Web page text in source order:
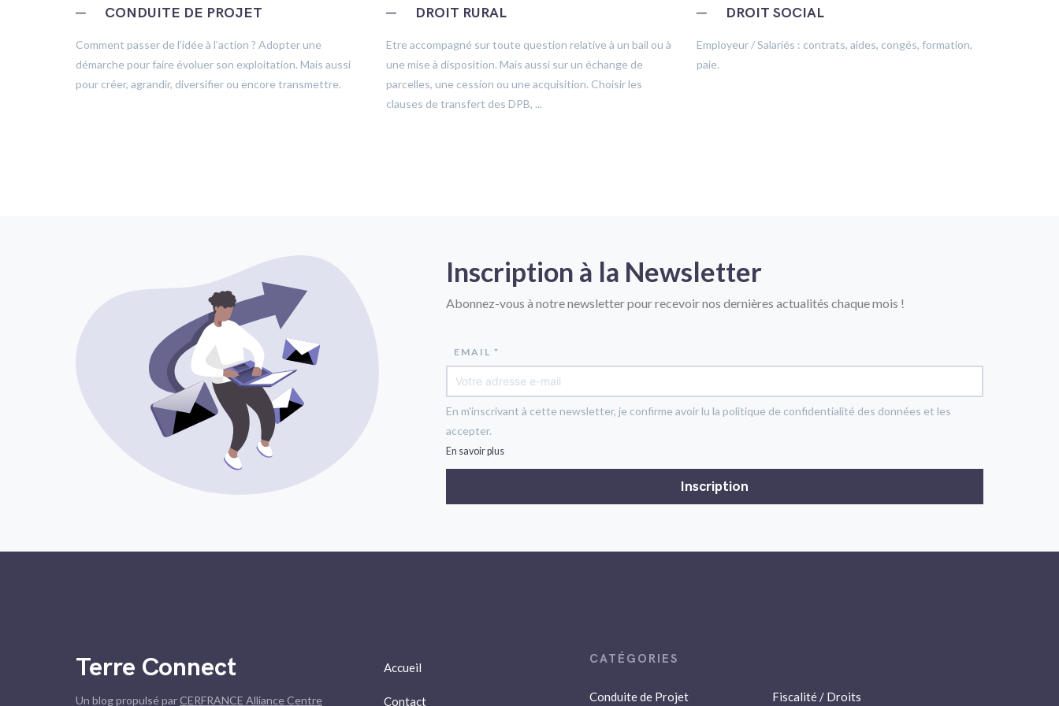
─ CONDUITE DE PROJET
Comment passer de l’idée à l’action ? Adopter une
démarche pour faire évoluer son exploitation. Mais aussi
pour créer, agrandir, diversifier ou encore transmettre.
─ DROIT RURAL
Etre accompagné sur toute question relative à un bail ou à
une mise à disposition. Mais aussi sur un échange de
parcelles, une cession ou une acquisition. Choisir les
clauses de transfert des DPB, ...
─ DROIT SOCIAL
Employeur / Salariés : contrats, aides, congés, formation,
paie.
Inscription à la Newsletter
Abonnez-vous à notre newsletter pour recevoir nos dernières actualités chaque mois !
EMAIL *
En m'inscrivant à cette newsletter, je confirme avoir lu la politique de confidentialité des données et les
accepter.
En savoir plus
Terre Connect
Un blog propulsé par CERFRANCE Alliance Centre
Accueil
Contact Conduite de Projet Fiscalité / Droits